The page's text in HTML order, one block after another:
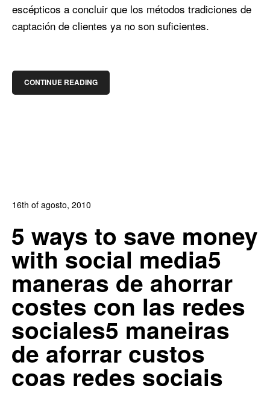
escépticos a concluir que los métodos tradiciones de
captación de clientes ya no son suficientes.
CONTINUE READING
16th of agosto, 2010
Publicidad
0
5 ways to save money
with social media5
maneras de ahorrar
costes con las redes
sociales5 maneiras
de aforrar custos
coas redes sociais